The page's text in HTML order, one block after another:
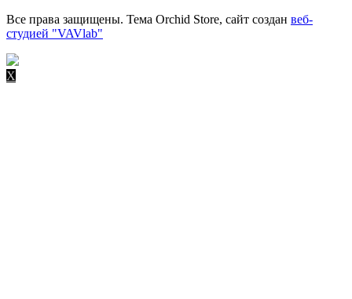
Все права защищены. Тема Orchid Store, сайт создан веб-
студией "VAVlab"
X